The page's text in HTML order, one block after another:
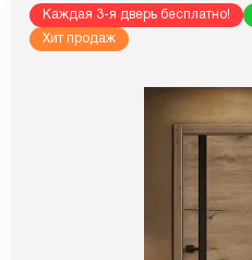
Каждая 3-я дверь бесплатно!
Хит продаж